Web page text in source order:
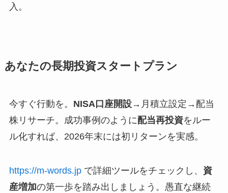
入。
あなたの長期投資スタートプラン
今すぐ行動を。 NISA口座開設→月積立設定→配当
株リサーチ。成功事例のように配当再投資をルー
ル化すれば、2026年末には初リターンを実感。
https://m-words.jpで詳細ツールをチェックし、 資
産増加の第一歩を踏み出しましょう。愚直な継続